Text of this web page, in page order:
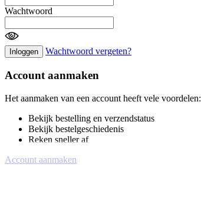
Wachtwoord
Inloggen Wachtwoord vergeten?
Account aanmaken
Het aanmaken van een account heeft vele voordelen:
Bekijk bestelling en verzendstatus
Bekijk bestelgeschiedenis
Reken sneller af
Account aanmaken